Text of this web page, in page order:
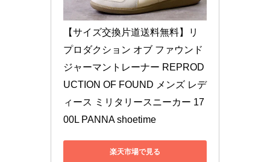
【サイズ交換片道送料無料】リ
プロダクション オブ ファウンド
ジャーマントレーナー REPROD
UCTION OF FOUND メンズ レデ
ィース ミリタリースニーカー 17
00L PANNA shoetime
楽天市場で見る